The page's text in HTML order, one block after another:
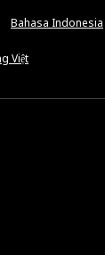
Bahasa Indonesia
Việt